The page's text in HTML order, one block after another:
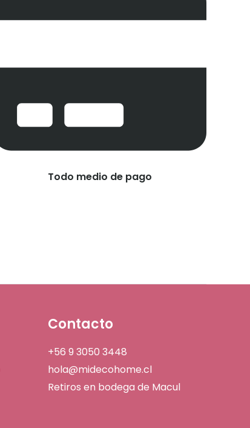
Todo medio de pago
Contacto
+56 9 3050 3448
hola@midecohome.cl
Retiros en bodega de Macul